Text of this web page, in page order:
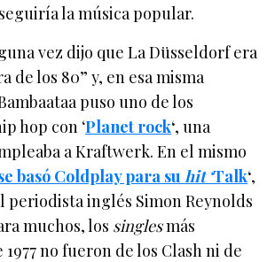
la música popular.
vez dijo que La Düsseldorf era
de los 80” y, en esa misma
puso uno de los
hop con ‘Planet rock‘, una
a Kraftwerk. En el mismo
basó Coldplay para su hit ‘Talk‘,
periodista inglés Simon Reynolds
muchos, los singlesmás
no fueron de los Clash ni de